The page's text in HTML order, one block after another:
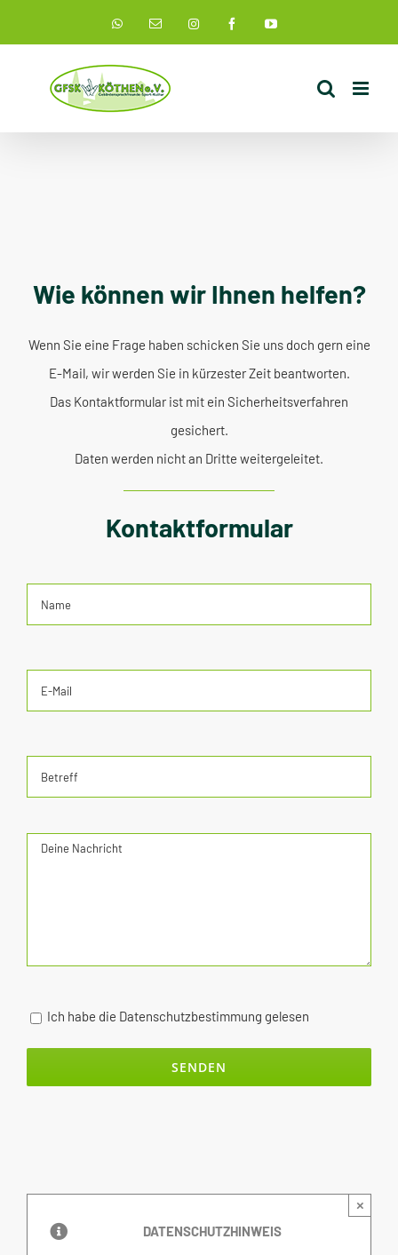
Inhalt
WhatsApp
E-
Instagram
FacebookYouTube
Wie können wir Ihnen helfen?
Wenn Sie eine Frage haben schicken Sie uns doch gern eine
E-Mail, wir werden Sie in kürzester Zeit beantworten.
Das Kontaktformular ist mit ein Sicherheitsverfahren
gesichert.
Daten werden nicht an Dritte weitergeleitet.
Kontaktformular
Ich habe die Datenschutzbestimmung gelesen
DATENSCHUTZHINWEIS
×